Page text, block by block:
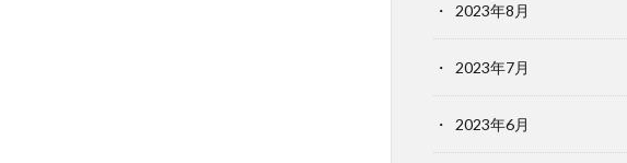
2023年8月
2023年7月
2023年6月